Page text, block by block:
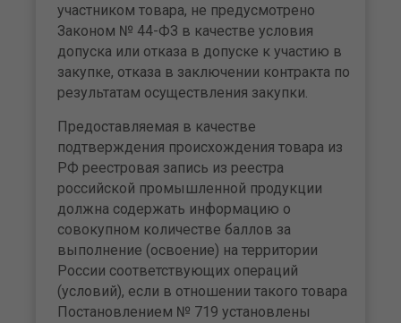
участником товара, не предусмотрено
Законом № 44-ФЗ в качестве условия
допуска или отказа в допуске к участию в
закупке, отказа в заключении контракта по
результатам осуществления закупки.
Предоставляемая в качестве
подтверждения происхождения товара из
РФ реестровая запись из реестра
российской промышленной продукции
должна содержать информацию о
совокупном количестве баллов за
выполнение (освоение) на территории
России соответствующих операций
(условий), если в отношении такого товара
Постановлением № 719 установлены